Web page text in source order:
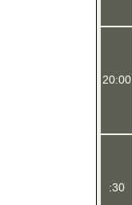
20:00
:30